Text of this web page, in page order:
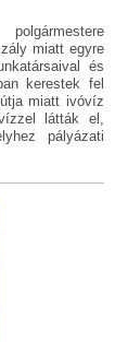
miatt egyre
és
kerestek fel
miatt ivóvíz
látták el,
pályázati